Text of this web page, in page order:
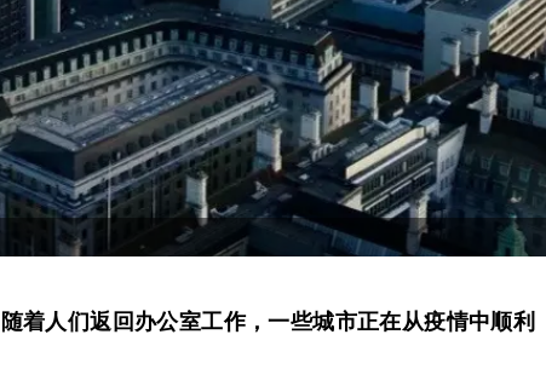
着人们返回办公室工作，一些城市正在从疫情中顺利